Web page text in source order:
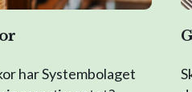
har Systembolaget